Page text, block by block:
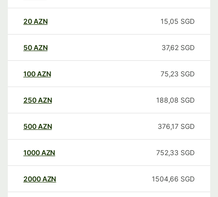
20AZN 15,05 SGD
50AZN 37,62 SGD
100AZN 75,23 SGD
250AZN 188,08 SGD
500AZN 376,17 SGD
1000AZN 752,33 SGD
2000AZN 1504,66 SGD